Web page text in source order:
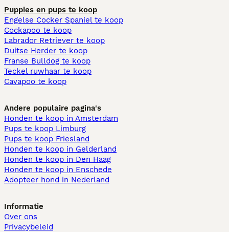
Puppies en pups te koop
Engelse Cocker Spaniel te koop
Cockapoo te koop
Labrador Retriever te koop
Duitse Herder te koop
Franse Bulldog te koop
Teckel ruwhaar te koop
Cavapoo te koop
Andere populaire pagina's
Honden te koop in Amsterdam
Pups te koop Limburg​
Pups te koop Friesland​
Honden te koop in Gelderland
Honden te koop in Den Haag
Honden te koop in Enschede
Adopteer hond in Nederland
Informatie
Over ons
Privacybeleid